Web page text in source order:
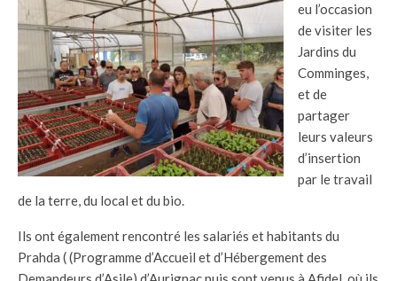
eu l’occasion
de visiter les
Jardins du
Comminges,
et de
partager
leurs valeurs
d’insertion
par le travail
de la terre, du local et du bio.
Ils ont également rencontré les salariés et habitants du
Prahda ( (Programme d’Accueil et d’Hébergement des